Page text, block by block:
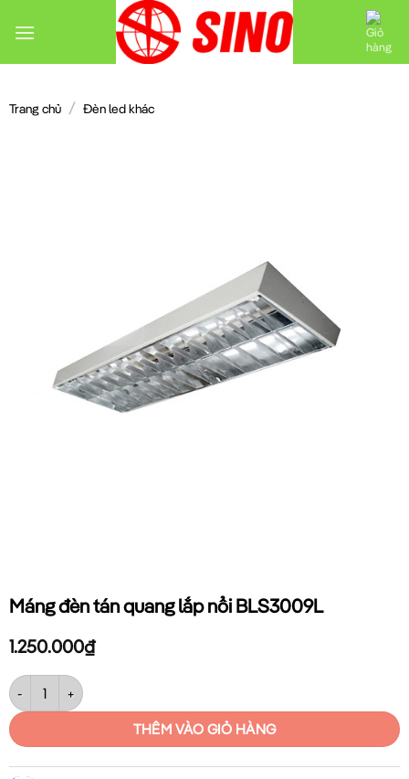
đến
Trang chủ / Đèn led khác
Máng đèn tán quang lắp nổi BLS3009L
1.250.000₫
Máng đèn tán quang lắp nổi BLS3009L số lượng
THÊM VÀO GIỎ HÀNG